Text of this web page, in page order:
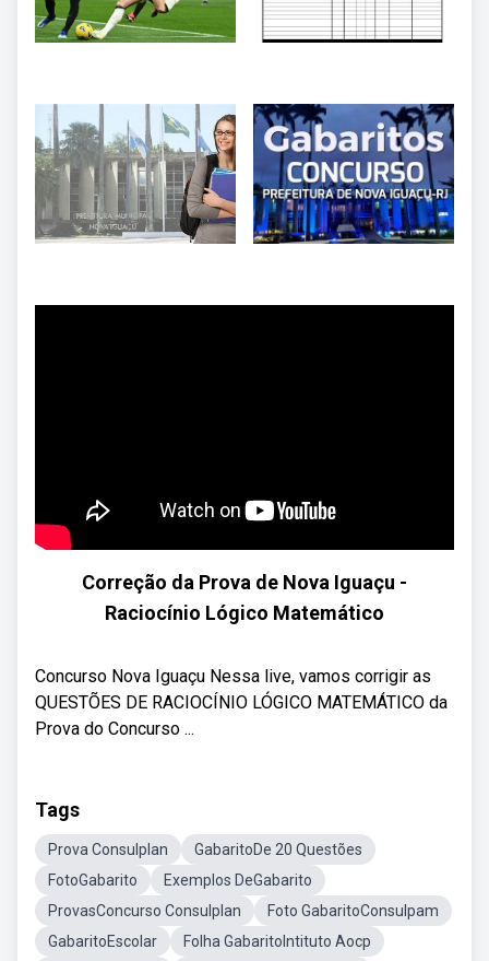
Correção da Prova de Nova Iguaçu -
Raciocínio Lógico Matemático
Concurso Nova Iguaçu Nessa live, vamos corrigir as
QUESTÕES DE RACIOCÍNIO LÓGICO MATEMÁTICO da
Prova do Concurso ...
Tags
Prova Consulplan
GabaritoDe 20 Questões
FotoGabarito
Exemplos DeGabarito
ProvasConcurso Consulplan
Foto GabaritoConsulpam
GabaritoEscolar
Folha GabaritoIntituto Aocp